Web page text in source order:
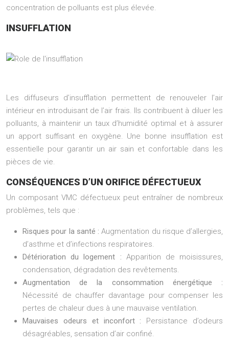
concentration de polluants est plus élevée.
INSUFFLATION
Les diffuseurs d’insufflation permettent de renouveler l’air
intérieur en introduisant de l’air frais. Ils contribuent à diluer les
polluants, à maintenir un taux d’humidité optimal et à assurer
un apport suffisant en oxygène. Une bonne insufflation est
essentielle pour garantir un air sain et confortable dans les
pièces de vie.
CONSÉQUENCES D’UN ORIFICE DÉFECTUEUX
Un composant VMC défectueux peut entraîner de nombreux
problèmes, tels que :
Risques pour la santé :Augmentation du risque d’allergies,
d’asthme et d’infections respiratoires.
Détérioration du logement : Apparition de moisissures,
condensation, dégradation des revêtements.
Augmentation de la consommation énergétique :
Nécessité de chauffer davantage pour compenser les
pertes de chaleur dues à une mauvaise ventilation.
Mauvaises odeurs et inconfort : Persistance d’odeurs
désagréables, sensation d’air confiné.